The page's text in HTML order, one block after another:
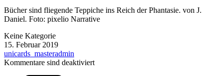
Bücher sind fliegende Teppiche ins Reich der Phantasie. von J.
Daniel. Foto: pixelio Narrative
Keine Kategorie
15. Februar 2019
unicards_masteradmin
Kommentare sind deaktiviert